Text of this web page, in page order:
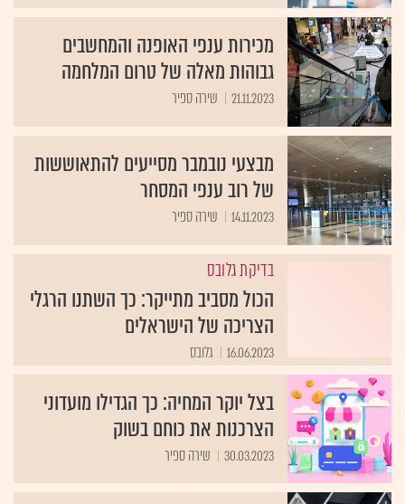
מכירות ענפי האופנה והמחשבים
גבוהות מאלה של טרום המלחמה
21.11.2023 שירה ספיר
מבצעי נובמבר מסייעים להתאוששות
של רוב ענפי המסחר
14.11.2023 שירה ספיר
בדיקת גלובס
הכול מסביב מתייקר: כך השתנו הרגלי
הצריכה של הישראלים
16.06.2023 גלובס
בצל יוקר המחיה: כך הגדילו מועדוני
הצרכנות את כוחם בשוק
30.03.2023 שירה ספיר